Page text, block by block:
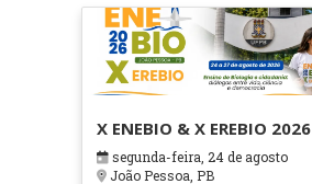
X ENEBIO & X EREBIO 2026
segunda-feira, 24 de agosto
João Pessoa, PB